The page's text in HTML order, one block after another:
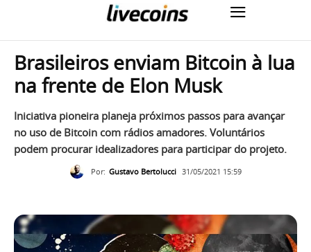
Brasileiros enviam Bitcoin à lua
na frente de Elon Musk
Iniciativa pioneira planeja próximos passos para avançar
no uso de Bitcoin com rádios amadores. Voluntários
podem procurar idealizadores para participar do projeto.
Por: Gustavo Bertolucci 31/05/2021 15:59